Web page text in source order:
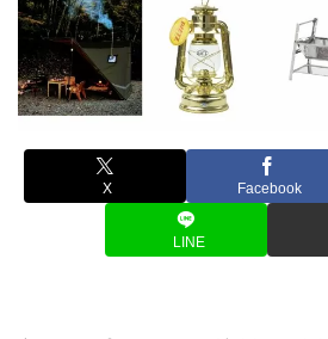
X Facebook
LINE